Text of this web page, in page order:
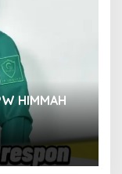
HIMMAH